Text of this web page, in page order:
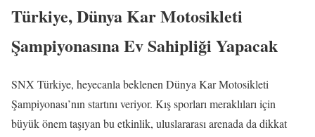
Türkiye, Dünya Kar Motosikleti
Şampiyonasına Ev Sahipliği Yapacak
SNX Türkiye, heyecanla beklenen Dünya Kar Motosikleti
Şampiyonası’nın startını veriyor. Kış sporları meraklıları için
büyük önem taşıyan bu etkinlik, uluslararası arenada da dikkat